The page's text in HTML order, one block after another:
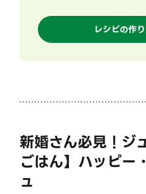
レシピの作
新婚さん必見！ジ
ごはん】ハッピー
ュ